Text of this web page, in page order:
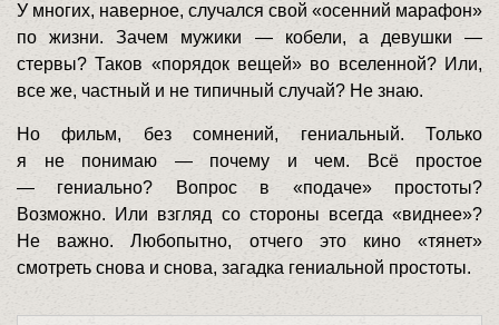
У многих, наверное, случался свой «осенний марафон»
по жизни. Зачем мужики — кобели, а девушки —
стервы? Таков «порядок вещей» во вселенной? Или,
все же, частный и не типичный случай? Не знаю.
Но фильм, без сомнений, гениальный. Только
я не понимаю — почему и чем. Всё простое
— гениально? Вопрос в «подаче» простоты?
Возможно. Или взгляд со стороны всегда «виднее»?
Не важно. Любопытно, отчего это кино «тянет»
смотреть снова и снова, загадка гениальной простоты.